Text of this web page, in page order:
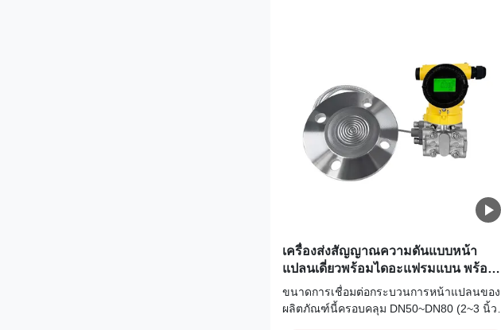
เครื่องส่งสัญญาณความดันแบบหน้า
แปลนเดี่ยวพร้อมไดอะแฟรมแบน พร้อม
ท่อแคปิลลารี ทนต่อการกัดกร่อน ป้องกัน
การระเบิด ระยะไกล
ขนาดการเชื่อมต่อกระบวนการหน้าแปลนของ
ผลิตภัณฑ์นี้ครอบคลุม DN50~DN80 (2~3 นิ้ว)